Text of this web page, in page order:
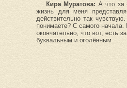
Кира Муратова: А что за
жизнь для меня
действительно так
понимаете? С самого
окончательно, что вот, есть
буквальным и оголённым.